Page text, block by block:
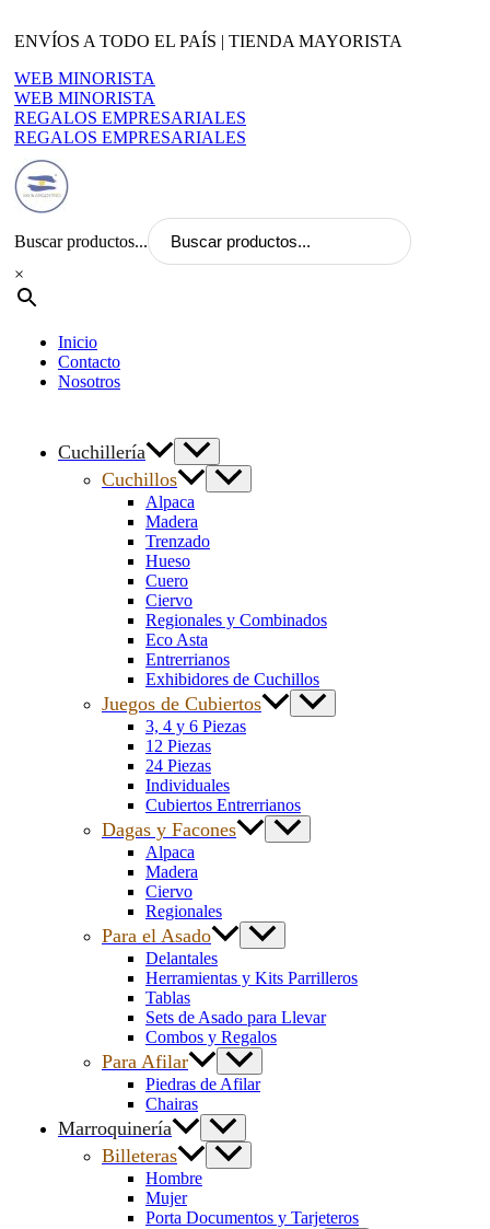
al
ENVÍOS A TODO EL PAÍS | TIENDA MAYORISTA
WEB MINORISTA
WEB MINORISTA
REGALOS EMPRESARIALES
REGALOS EMPRESARIALES
Buscar productos...
×
Inicio
Contacto
Nosotros
Cuchillería
Cuchillos
Alpaca
Madera
Trenzado
Hueso
Cuero
Ciervo
Regionales y Combinados
Eco Asta
Entrerrianos
Exhibidores de Cuchillos
Juegos de Cubiertos
3, 4 y 6 Piezas
12 Piezas
24 Piezas
Individuales
Cubiertos Entrerrianos
Dagas y Facones
Alpaca
Madera
Ciervo
Regionales
Para el Asado
Delantales
Herramientas y Kits Parrilleros
Tablas
Sets de Asado para Llevar
Combos y Regalos
Para Afilar
Piedras de Afilar
Chairas
Marroquinería
Billeteras
Hombre
Mujer
Porta Documentos y Tarjeteros